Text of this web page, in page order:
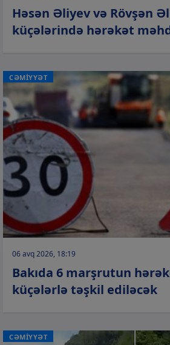
Həsən Əliyev və Rövşən
küçələrində hərəkət
CƏMİYYƏT
06 avq 2026, 18:19
Bakıda 6 marşrutun
küçələrlə təşkil ediləcək
CƏMİYYƏT